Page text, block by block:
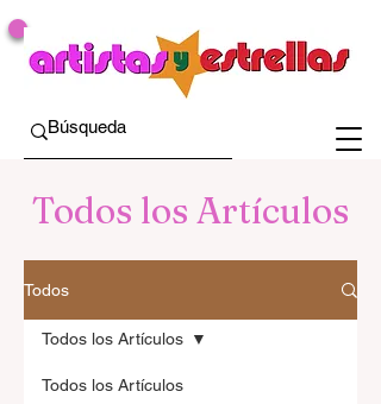
Todos los Artículos
Todos
Todos los Artículos
Todos los Artículos